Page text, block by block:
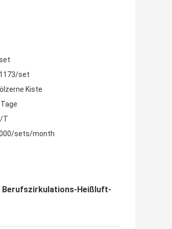
set
Kiste
T
sets/month
Berufszirkulations-Heißluft-